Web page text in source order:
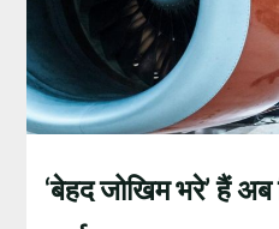
‘बेहद जोखिम भरे’ हैं